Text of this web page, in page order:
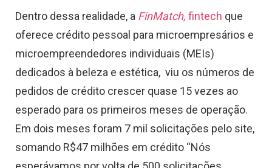
Dentro dessa realidade, a FinMatch, fintech que
oferece crédito pessoal para microempresários e
microempreendedores individuais (MEIs)
dedicados à beleza e estética, viu os números de
pedidos de crédito crescer quase 15 vezes ao
esperado para os primeiros meses de operação.
Em dois meses foram 7 mil solicitações pelo site,
somando R$47 milhões em crédito “Nós